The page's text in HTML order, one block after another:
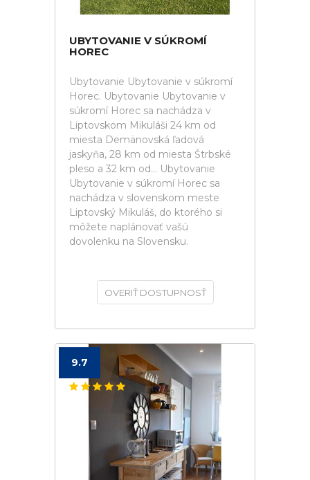
UBYTOVANIE V SÚKROMÍ
HOREC
Ubytovanie Ubytovanie v súkromí
Horec. Ubytovanie Ubytovanie v
súkromí Horec sa nachádza v
Liptovskom Mikuláši 24 km od
miesta Demänovská ľadová
jaskyňa, 28 km od miesta Štrbské
pleso a 32 km od... Ubytovanie
Ubytovanie v súkromí Horec sa
nachádza v slovenskom meste
Liptovský Mikuláš, do ktorého si
môžete naplánovať vašú
dovolenku na Slovensku.
OVERIŤ DOSTUPNOSŤ
9.7